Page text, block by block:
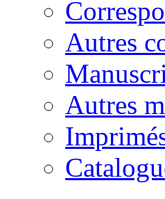
Autres
Autres